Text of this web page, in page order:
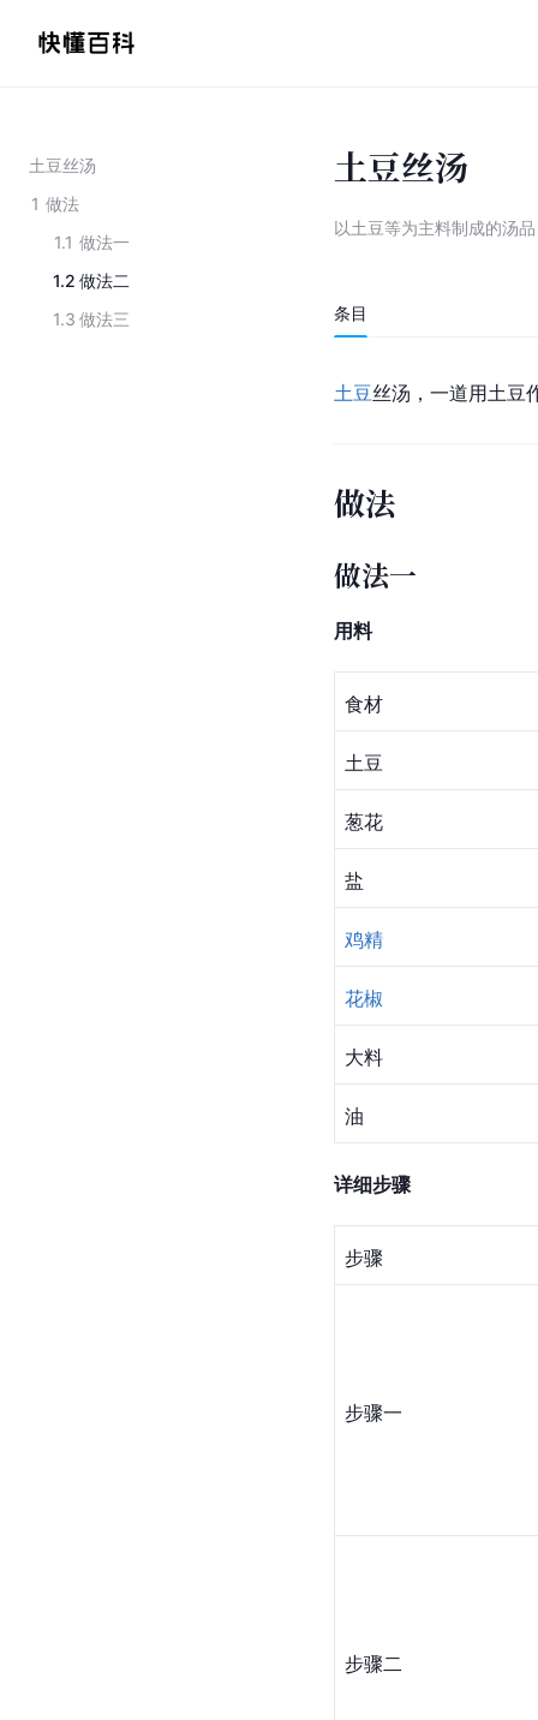
土豆丝汤
1 做法
1.1 做法一
1.2 做法二
1.3 做法三
土豆丝汤
以土豆等为主料制成的汤品
条目
土豆丝汤，一道用土豆
做法
做法一
用料
食材
土豆
葱花
盐
鸡精
花椒
大料
油
详细步骤
步骤
步骤一
步骤二